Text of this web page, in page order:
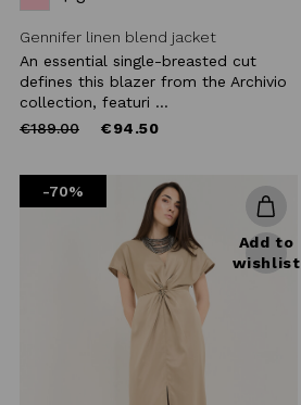
Gennifer linen blend jacket
An essential single-breasted cut
defines this blazer from the Archivio
collection, featuri ...
Price
€189.00to €94.50
-70%
Add to
wishlist